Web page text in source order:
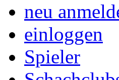
neu
einloggen
Spieler